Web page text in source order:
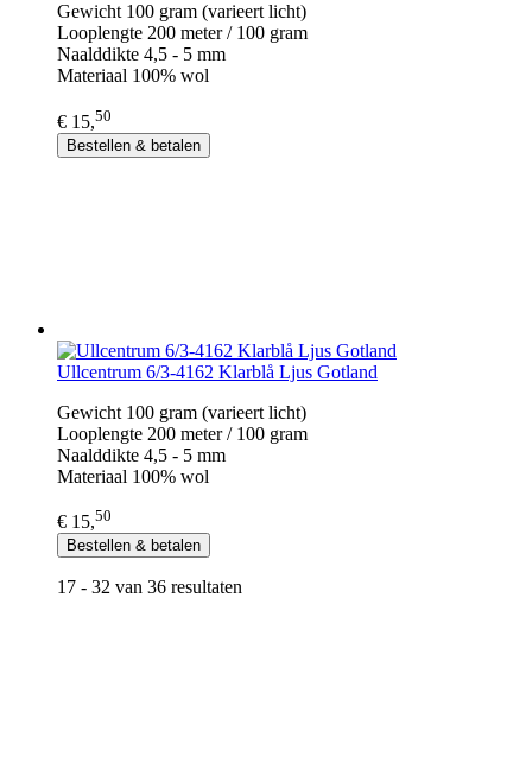
Gewicht 100 gram (varieert licht)
Looplengte 200 meter / 100 gram
Naalddikte 4,5 - 5 mm
Materiaal 100% wol
€ 15,50
Bestellen & betalen
Ullcentrum 6/3-4162 Klarblå Ljus Gotland
Gewicht 100 gram (varieert licht)
Looplengte 200 meter / 100 gram
Naalddikte 4,5 - 5 mm
Materiaal 100% wol
€ 15,50
Bestellen & betalen
17 - 32 van 36 resultaten